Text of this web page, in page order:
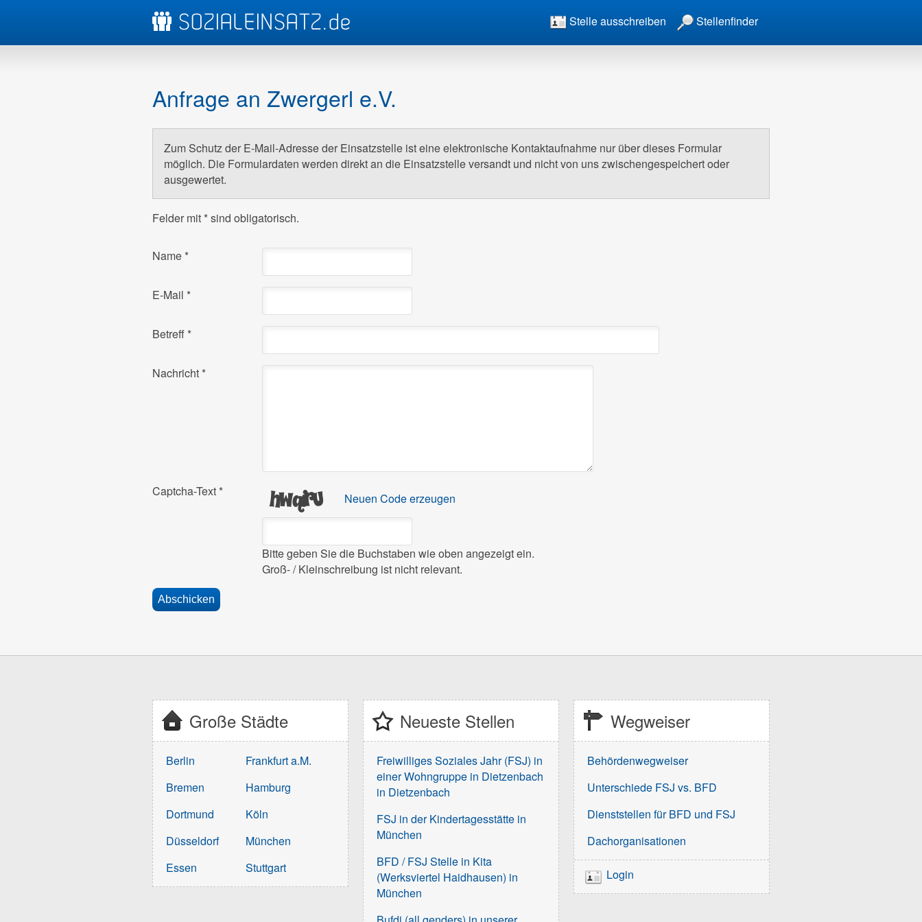
Stelle ausschreiben Stellenfinder
Anfrage an Zwergerl e.V.
Zum Schutz der E-Mail-Adresse der Einsatzstelle ist eine elektronische Kontaktaufnahme nur über dieses Formular
möglich. Die Formulardaten werden direkt an die Einsatzstelle versandt und nicht von uns zwischengespeichert oder
ausgewertet.
Felder mit *sind obligatorisch.
Name *
E-Mail *
Betreff *
Nachricht *
Captcha-Text * Neuen Code erzeugen
Bitte geben Sie die Buchstaben wie oben angezeigt ein.
Groß- / Kleinschreibung ist nicht relevant.
Große Städte
Berlin
Bremen
Dortmund
Düsseldorf
Essen
Frankfurt a.M.
Hamburg
Köln
München
Stuttgart
Neueste Stellen
Freiwilliges Soziales Jahr (FSJ) in
einer Wohngruppe in Dietzenbach
in Dietzenbach
FSJ in der Kindertagesstätte in
München
BFD / FSJ Stelle in Kita
(Werksviertel Haidhausen) in
München
Wegweiser
Behördenwegweiser
Unterschiede FSJ vs. BFD
Dienststellen für BFD und FSJ
Dachorganisationen
Login